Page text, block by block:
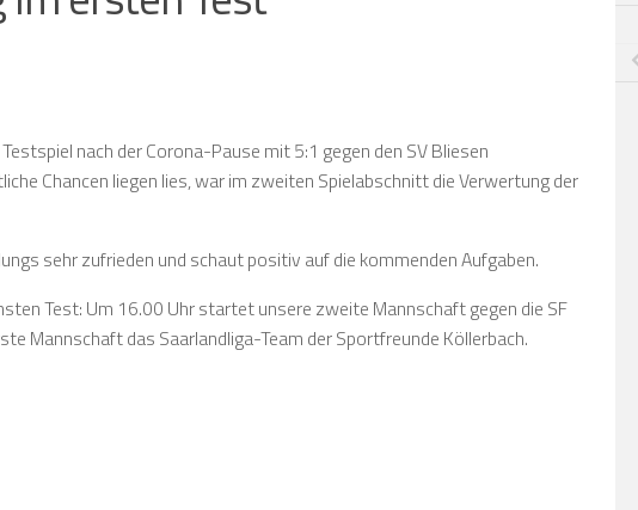
nach der Corona-Pause mit 5:1 gegen den SV Bliesen
Chancen liegen lies, war im zweiten Spielabschnitt die Verwertung der
sehr zufrieden und schaut positiv auf die kommenden Aufgaben.
Test: Um 16.00 Uhr startet unsere zweite Mannschaft gegen die SF
Mannschaft das Saarlandliga-Team der Sportfreunde Köllerbach.